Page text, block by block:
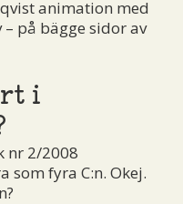
animation med
på bägge sidor av
i
nr 2/2008
som fyra C:n. Okej.